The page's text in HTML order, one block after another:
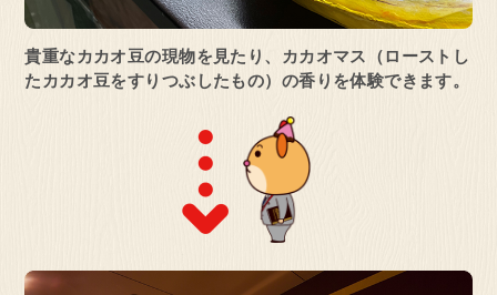
貴重なカカオ豆の現物を見たり、カカオマス
（ローストし
たカカオ豆をすりつぶしたもの）の香りを体験できます。